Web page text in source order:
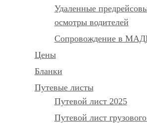
Удаленные
осмотры водителей
Сопровождение в
Цены
Бланки
Путевые листы
Путевой лист 2025
Путевой лист